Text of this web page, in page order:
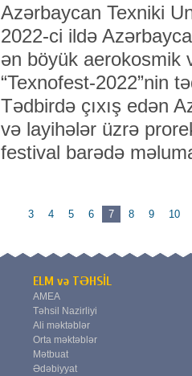
Azərbaycan Texniki
2022-ci ildə
ən böyük aerokosmik
“Texnofest-2022”nin
Tədbirdə çıxış edən
və layihələr üzrə
festival barədə
3 4 5 6 7 8 9 10
ELM və TƏHSİL
AMEA
Təhsil Nazirliyi
Ali məktəblər
Orta məktəblər
Mətbuat
Ədəbiyyat